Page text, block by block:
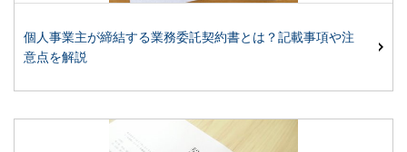
個人事業主が締結する業務委託契約書とは？記載事項や注
意点を解説